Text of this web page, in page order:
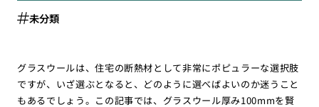
未分類
グラスウールは、住宅の断熱材として非常にポピュラーな選択肢
ですが、いざ選ぶとなると、どのように選べばよいのか迷うこと
もあるでしょう。この記事では、グラスウール厚み100mmを賢